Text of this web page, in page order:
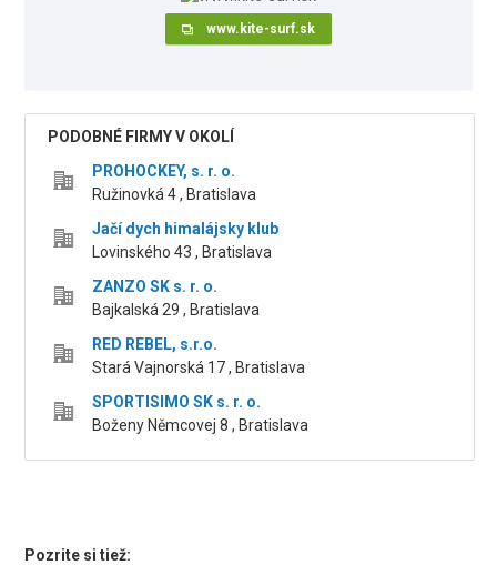
www.kite-surf.sk
PODOBNÉ FIRMY V OKOLÍ
PROHOCKEY, s. r. o.
Ružinovká 4 , Bratislava
Jačí dych himalájsky klub
Lovinského 43 , Bratislava
ZANZO SK s. r. o.
Bajkalská 29 , Bratislava
RED REBEL, s.r.o.
Stará Vajnorská 17 , Bratislava
SPORTISIMO SK s. r. o.
Boženy Němcovej 8 , Bratislava
Pozrite si tiež: